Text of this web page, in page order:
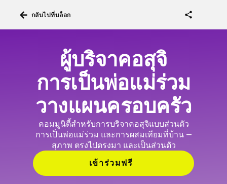
arrow_back กลับไปที่บล็อก share
ผู้บริจาคอสุจิ
การเป็นพ่อแม่ร่วม
วางแผนครอบครัว
คอมมูนิตี้สำหรับการบริจาคอสุจิแบบส่วนตัว
การเป็นพ่อแม่ร่วม และการผสมเทียมที่บ้าน —
สุภาพ ตรงไปตรงมา และเป็นส่วนตัว
เข้าร่วมฟรี